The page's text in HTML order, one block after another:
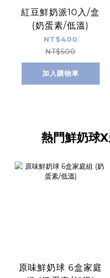
紅豆鮮奶派10入/盒
(奶蛋素/低溫)
NT$400
NT$500
加入購物車
熱門鮮奶球
原味鮮奶球 6盒家庭